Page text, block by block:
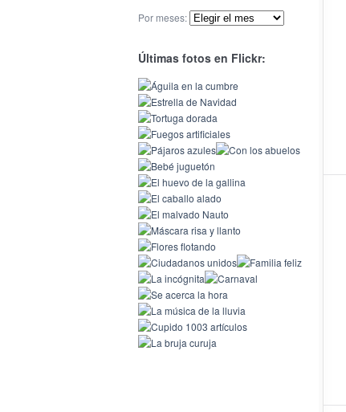
Por meses:
Últimas fotos en Flickr: